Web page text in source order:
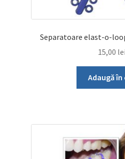
Separatoare elast-o-
15,00 lei
Adaugă în